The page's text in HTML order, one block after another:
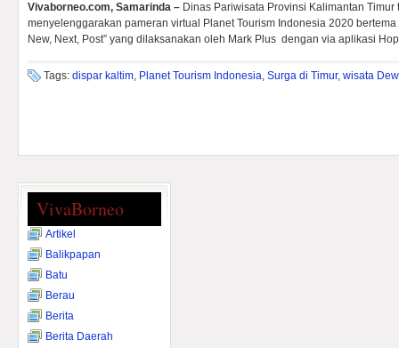
Vivaborneo.com, Samarinda – Dinas Pariwisata Provinsi Kalimantan Timur
menyelenggarakan pameran virtual Planet Tourism Indonesia 2020 bertema
New, Next, Post” yang dilaksanakan oleh Mark Plus dengan via aplikasi
Tags: dispar kaltim, Planet Tourism Indonesia, Surga di Timur, wisata
VivaBorneo
Artikel
Balikpapan
Batu
Berau
Berita
Berita Daerah